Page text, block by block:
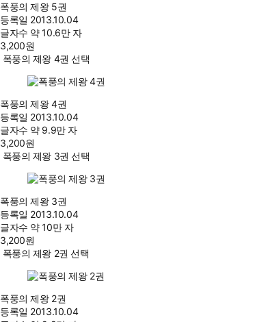
폭풍의 제왕 5권
등록일 2013.10.04
글자수 약 10.6만 자
3,200원
폭풍의 제왕 4권 선택
폭풍의 제왕 4권
등록일 2013.10.04
글자수 약 9.9만 자
3,200원
폭풍의 제왕 3권 선택
폭풍의 제왕 3권
등록일 2013.10.04
글자수 약 10만 자
3,200원
폭풍의 제왕 2권 선택
폭풍의 제왕 2권
등록일 2013.10.04